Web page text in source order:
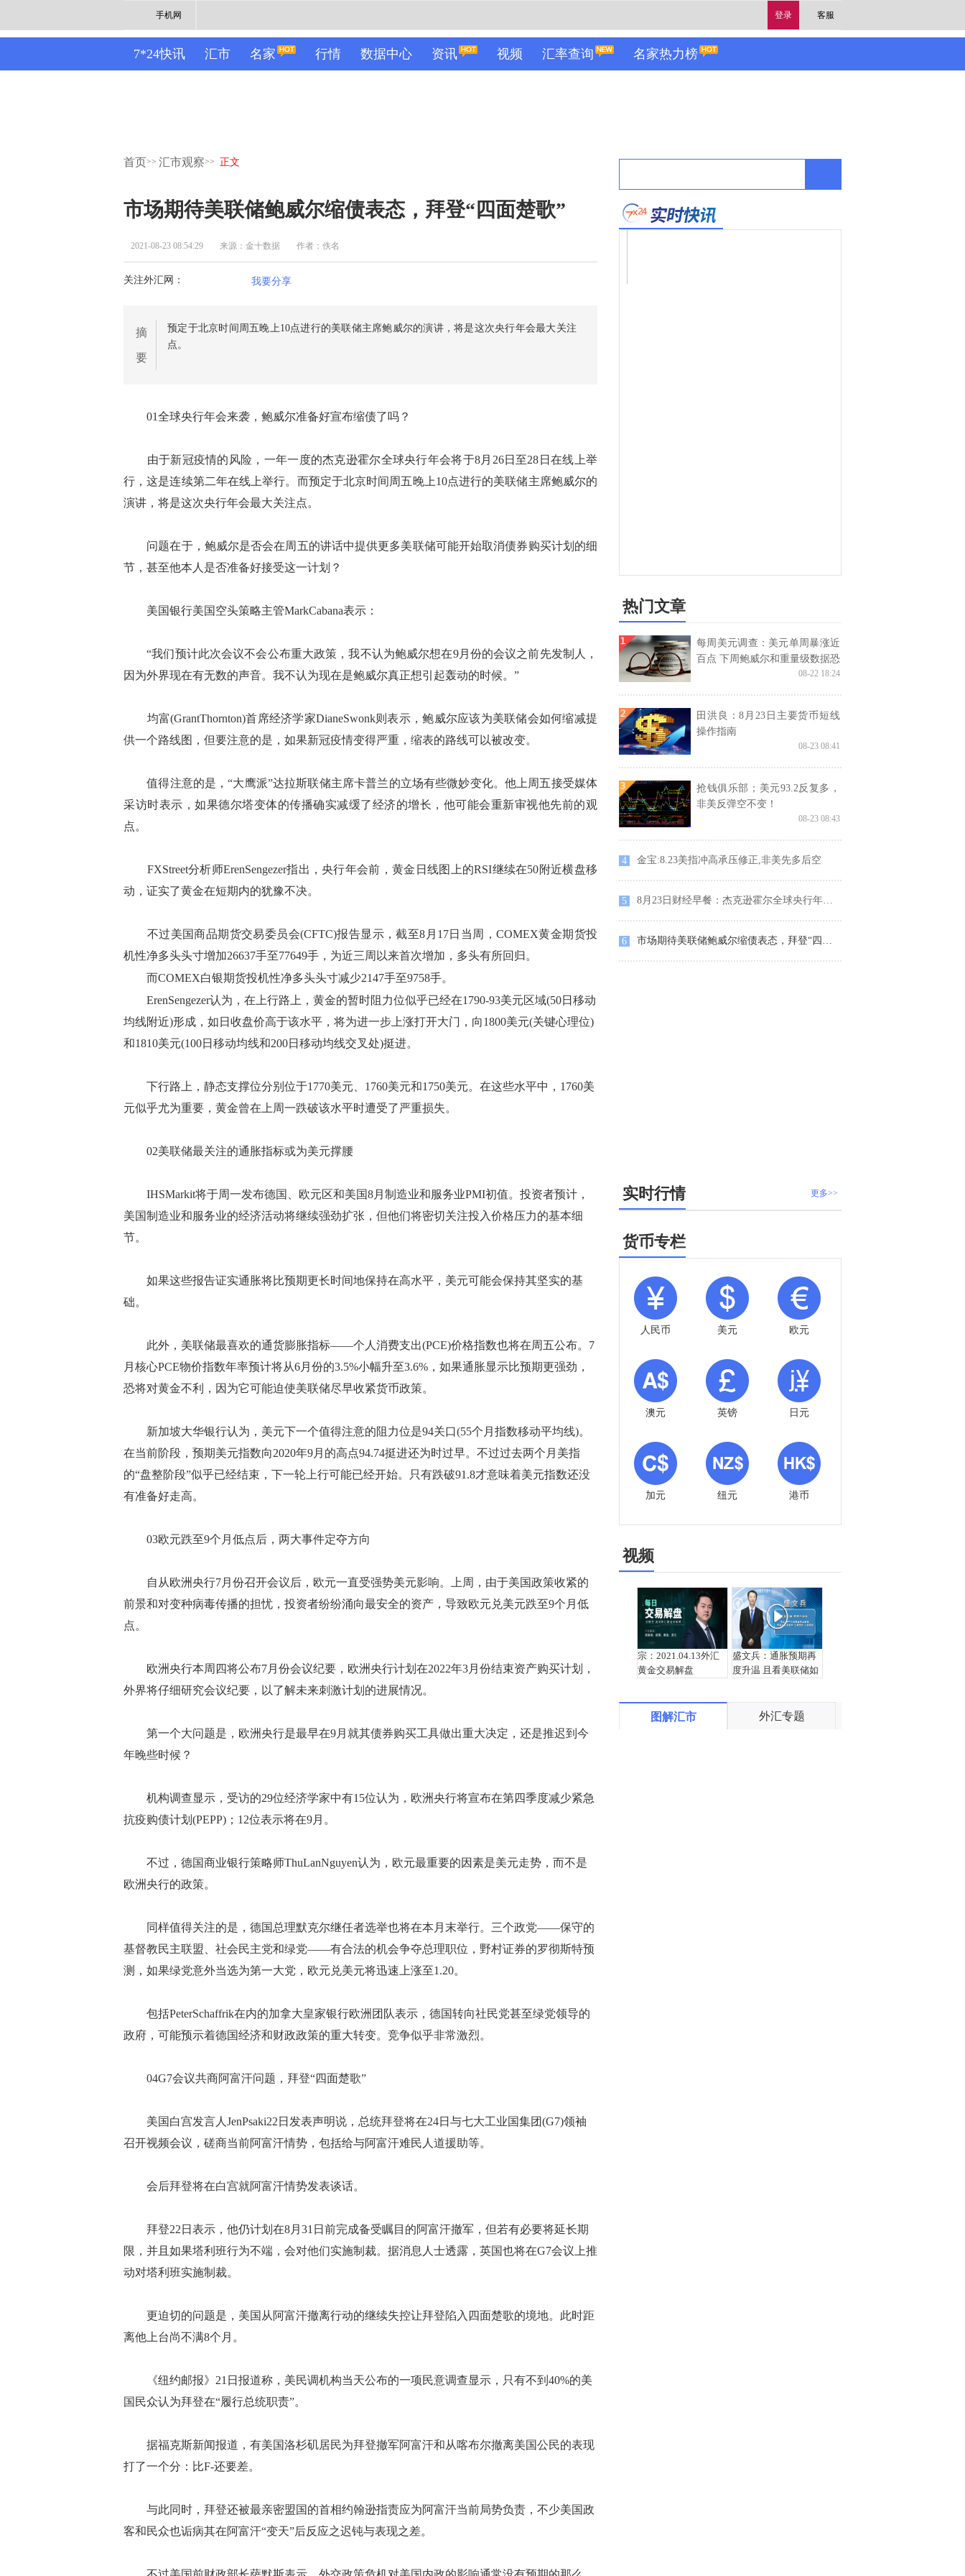
登录 客服
手机网
7*24快讯 汇市 名家 行情 数据中心 资讯 视频 汇率查询 名家热力榜
首页>> 汇市观察>> 正文
市场期待美联储鲍威尔缩债表态，拜登“四面楚歌”
2021-08-23 08:54:29 来源：金十数据 作者：佚名
关注外汇网： 我要分享
摘
要
预定于北京时间周五晚上10点进行的美联储主席鲍威尔的演讲，将是这次央行年会最大关注
点。
01全球央行年会来袭，鲍威尔准备好宣布缩债了吗？
由于新冠疫情的风险，一年一度的杰克逊霍尔全球央行年会将于8月26日至28日在线上举
行，这是连续第二年在线上举行。而预定于北京时间周五晚上10点进行的美联储主席鲍威尔的
演讲，将是这次央行年会最大关注点。
问题在于，鲍威尔是否会在周五的讲话中提供更多美联储可能开始取消债券购买计划的细
节，甚至他本人是否准备好接受这一计划？
美国银行美国空头策略主管MarkCabana表示：
“我们预计此次会议不会公布重大政策，我不认为鲍威尔想在9月份的会议之前先发制人，
因为外界现在有无数的声音。我不认为现在是鲍威尔真正想引起轰动的时候。”
均富(GrantThornton)首席经济学家DianeSwonk则表示，鲍威尔应该为美联储会如何缩减提
供一个路线图，但要注意的是，如果新冠疫情变得严重，缩表的路线可以被改变。
值得注意的是，“大鹰派”达拉斯联储主席卡普兰的立场有些微妙变化。他上周五接受媒体
采访时表示，如果德尔塔变体的传播确实减缓了经济的增长，他可能会重新审视他先前的观
点。
FXStreet分析师ErenSengezer指出，央行年会前，黄金日线图上的RSI继续在50附近横盘移
动，证实了黄金在短期内的犹豫不决。
不过美国商品期货交易委员会(CFTC)报告显示，截至8月17日当周，COMEX黄金期货投
机性净多头头寸增加26637手至77649手，为近三周以来首次增加，多头有所回归。
而COMEX白银期货投机性净多头头寸减少2147手至9758手。
ErenSengezer认为，在上行路上，黄金的暂时阻力位似乎已经在1790-93美元区域(50日移动
均线附近)形成，如日收盘价高于该水平，将为进一步上涨打开大门，向1800美元(关键心理位)
和1810美元(100日移动均线和200日移动均线交叉处)挺进。
下行路上，静态支撑位分别位于1770美元、1760美元和1750美元。在这些水平中，1760美
元似乎尤为重要，黄金曾在上周一跌破该水平时遭受了严重损失。
02美联储最关注的通胀指标或为美元撑腰
IHSMarkit将于周一发布德国、欧元区和美国8月制造业和服务业PMI初值。投资者预计，
美国制造业和服务业的经济活动将继续强劲扩张，但他们将密切关注投入价格压力的基本细
节。
如果这些报告证实通胀将比预期更长时间地保持在高水平，美元可能会保持其坚实的基
础。
此外，美联储最喜欢的通货膨胀指标——个人消费支出(PCE)价格指数也将在周五公布。7
月核心PCE物价指数年率预计将从6月份的3.5%小幅升至3.6%，如果通胀显示比预期更强劲，
恐将对黄金不利，因为它可能迫使美联储尽早收紧货币政策。
新加坡大华银行认为，美元下一个值得注意的阻力位是94关口(55个月指数移动平均线)。
在当前阶段，预期美元指数向2020年9月的高点94.74挺进还为时过早。不过过去两个月美指
的“盘整阶段”似乎已经结束，下一轮上行可能已经开始。只有跌破91.8才意味着美元指数还没
有准备好走高。
03欧元跌至9个月低点后，两大事件定夺方向
自从欧洲央行7月份召开会议后，欧元一直受强势美元影响。上周，由于美国政策收紧的
前景和对变种病毒传播的担忧，投资者纷纷涌向最安全的资产，导致欧元兑美元跌至9个月低
点。
欧洲央行本周四将公布7月份会议纪要，欧洲央行计划在2022年3月份结束资产购买计划，
外界将仔细研究会议纪要，以了解未来刺激计划的进展情况。
第一个大问题是，欧洲央行是最早在9月就其债券购买工具做出重大决定，还是推迟到今
年晚些时候？
机构调查显示，受访的29位经济学家中有15位认为，欧洲央行将宣布在第四季度减少紧急
抗疫购债计划(PEPP)；12位表示将在9月。
不过，德国商业银行策略师ThuLanNguyen认为，欧元最重要的因素是美元走势，而不是
欧洲央行的政策。
同样值得关注的是，德国总理默克尔继任者选举也将在本月末举行。三个政党——保守的
基督教民主联盟、社会民主党和绿党——有合法的机会争夺总理职位，野村证券的罗彻斯特预
测，如果绿党意外当选为第一大党，欧元兑美元将迅速上涨至1.20。
包括PeterSchaffrik在内的加拿大皇家银行欧洲团队表示，德国转向社民党甚至绿党领导的
政府，可能预示着德国经济和财政政策的重大转变。竞争似乎非常激烈。
04G7会议共商阿富汗问题，拜登“四面楚歌”
美国白宫发言人JenPsaki22日发表声明说，总统拜登将在24日与七大工业国集团(G7)领袖
召开视频会议，磋商当前阿富汗情势，包括给与阿富汗难民人道援助等。
会后拜登将在白宫就阿富汗情势发表谈话。
拜登22日表示，他仍计划在8月31日前完成备受瞩目的阿富汗撤军，但若有必要将延长期
限，并且如果塔利班行为不端，会对他们实施制裁。据消息人士透露，英国也将在G7会议上推
动对塔利班实施制裁。
更迫切的问题是，美国从阿富汗撤离行动的继续失控让拜登陷入四面楚歌的境地。此时距
离他上台尚不满8个月。
《纽约邮报》21日报道称，美民调机构当天公布的一项民意调查显示，只有不到40%的美
国民众认为拜登在“履行总统职责”。
据福克斯新闻报道，有美国洛杉矶居民为拜登撤军阿富汗和从喀布尔撤离美国公民的表现
打了一个分：比F-还要差。
与此同时，拜登还被最亲密盟国的首相约翰逊指责应为阿富汗当前局势负责，不少美国政
客和民众也诟病其在阿富汗“变天”后反应之迟钝与表现之差。
热门文章
每周美元调查：美元单周暴涨近
百点 下周鲍威尔和重量级数据恐
08-22 18:24
田洪良：8月23日主要货币短线
操作指南
08-23 08:41
抢钱俱乐部；美元93.2反复多，
非美反弹空不变！
08-23 08:43
4 金宝:8.23美指冲高承压修正,非美先多后空
5 8月23日财经早餐：杰克逊霍尔全球央行年会来了！鲍威尔要“憋大招”？
6 市场期待美联储鲍威尔缩债表态，拜登“四面楚歌”
更多>>
实时行情
货币专栏
人民币 美元 欧元
澳元 英镑 日元
加元 纽元 港币
视频
宗：2021.04.13外汇
黄金交易解盘
盛文兵：通胀预期再
度升温 且看美联储如
图解汇市 外汇专题